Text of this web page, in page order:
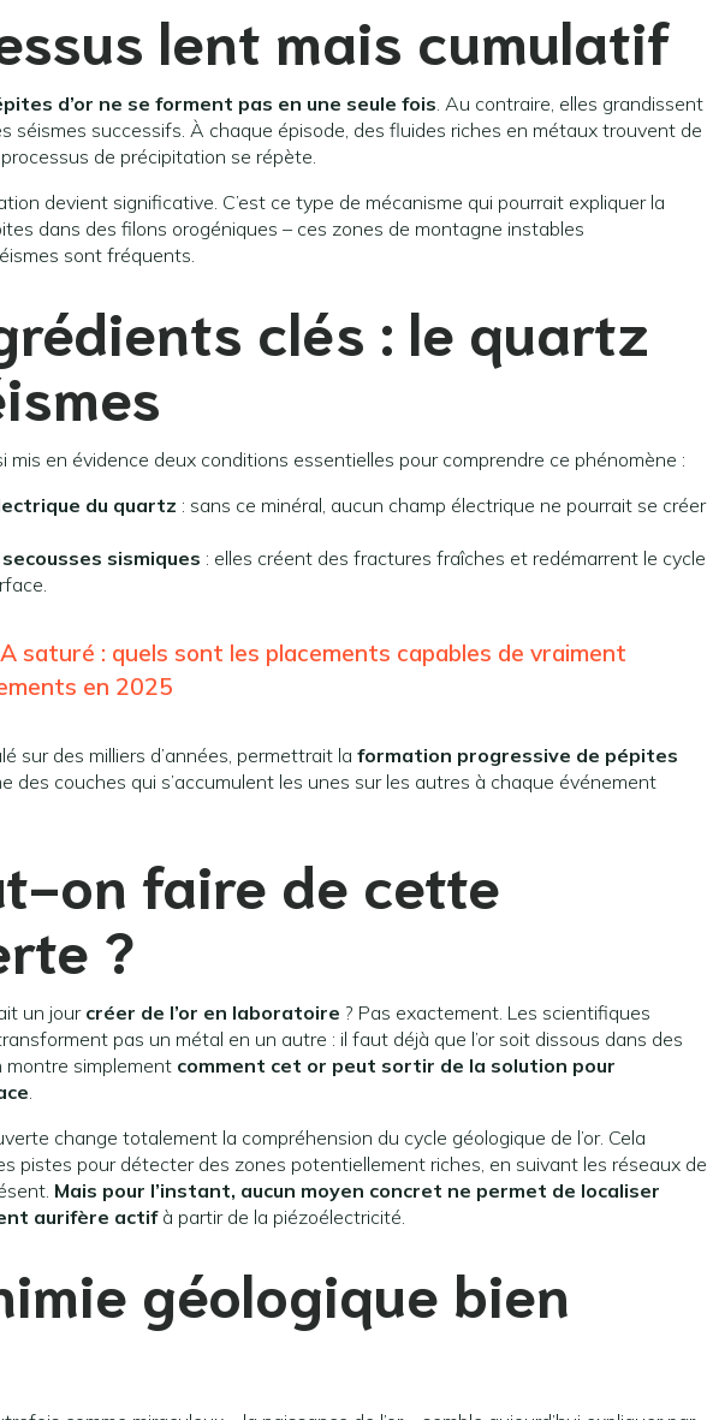
lent mais cumulatif
d’or ne se forment pas en une seule fois. Au contraire, elles grandissent
séismes successifs. À chaque épisode, des fluides riches en métaux trouvent de
de précipitation se répète.
devient significative. C’est ce type de mécanisme qui pourrait expliquer la
dans des filons orogéniques – ces zones de montagne instables
sont fréquents.
clés : le quartz
mis en évidence deux conditions essentielles pour comprendre ce phénomène :
du quartz : sans ce minéral, aucun champ électrique ne pourrait se créer
sismiques : elles créent des fractures fraîches et redémarrent le cycle
saturé : quels sont les placements capables de vraiment
en 2025
sur des milliers d’années, permettrait la formation progressive de pépites
des couches qui s’accumulent les unes sur les autres à chaque événement
on faire de cette
?
un jour créer de l’or en laboratoire ? Pas exactement. Les scientifiques
pas un métal en un autre : il faut déjà que l’or soit dissous dans des
montre simplement comment cet or peut sortir de la solution pour
.
change totalement la compréhension du cycle géologique de l’or. Cela
pistes pour détecter des zones potentiellement riches, en suivant les réseaux de
Mais pour l’instant, aucun moyen concret ne permet de localiser
aurifère actifà partir de la piézoélectricité.
géologique bien